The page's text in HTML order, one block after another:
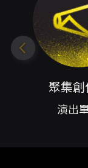
團長孫翔
監製鍾采
葉雨柔、
執行王采
語、舞台
聚集創
演出